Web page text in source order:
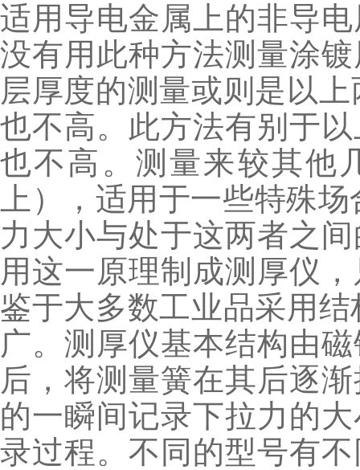
适用导电金属上的非导
没有用此种方法测量涂
层厚度的测量或则是以
也不高。此方法有别于
也不高。测量来较其他
上），适用于一些特殊场
力大小与处于这两者之
用这一原理制成测厚仪
鉴于大多数工业品采用
广。测厚仪基本结构由
后，将测量簧在其后逐
的一瞬间记录下拉力的
录过程。不同的型号有